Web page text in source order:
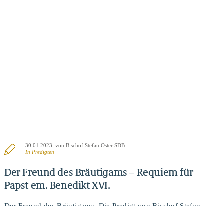
30.01.2023 , von Bischof Stefan Oster SDB
In Predigten
Der Freund des Bräutigams – Requiem für
Papst em. Benedikt XVI.